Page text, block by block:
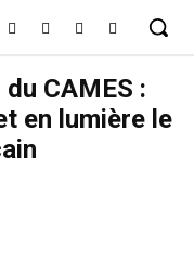
CAMES :
en lumière le